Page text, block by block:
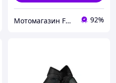
Мотомагазин FREERIDER 92%